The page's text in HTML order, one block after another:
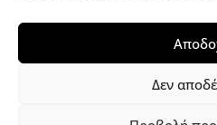
Δεν